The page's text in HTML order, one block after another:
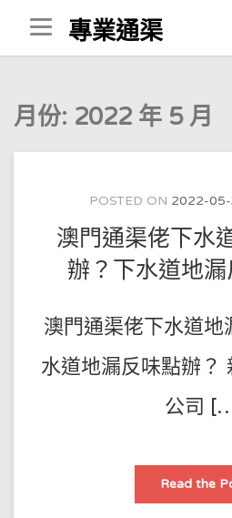
Skip
to
content
專業通渠
月份: 2022 年 5 月
POSTED ON 2022-
澳門通渠佬下水
辦？下水道地漏
澳門通渠佬下水道地
水道地漏反味點辦？
公司
Read the